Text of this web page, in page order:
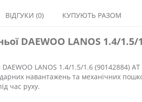
ВІДГУКИ (0) КУПУЮТЬ РАЗОМ
DAEWOO LANOS 1.4/
DAEWOO LANOS 1.4/1.5/1.6
навантажень та механічних
час руху.